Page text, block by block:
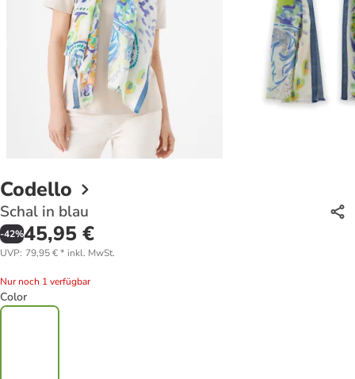
Codello
Schal in blau
-42%45,95 €
UVP: 79,95 €* inkl. MwSt.
Nur noch 1 verfügbar
Color